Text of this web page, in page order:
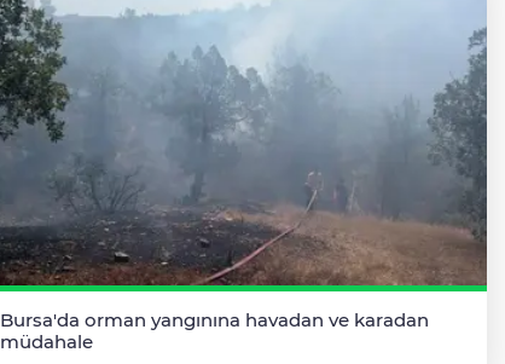
Bursa'da orman yangınına havadan ve karadan
müdahale